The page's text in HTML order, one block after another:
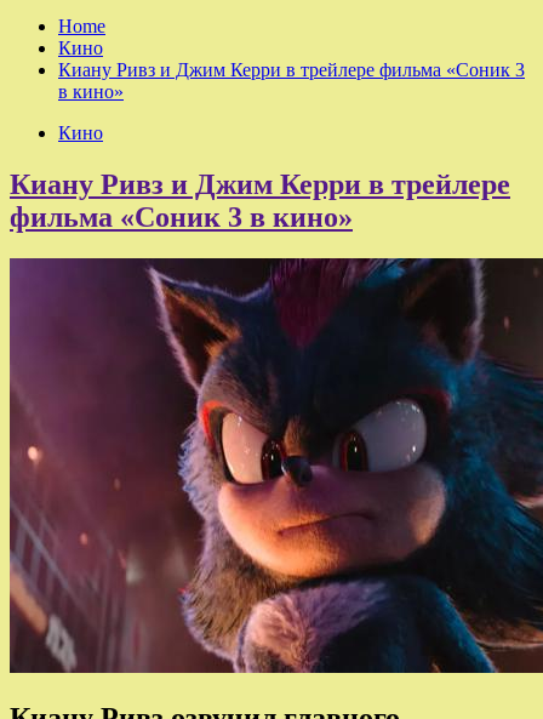
Home
Кино
Киану Ривз и Джим Керри в трейлере фильма «Соник 3
в кино»
Кино
Киану Ривз и Джим Керри в трейлере
фильма «Соник 3 в кино»